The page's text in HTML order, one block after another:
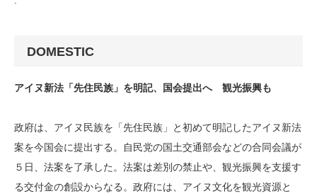
DOMESTIC
アイヌ新法「先住民族」を明記、国会提出へ 観光振興も
政府は、アイヌ民族を「先住民族」と初めて明記したアイヌ新法
案を今国会に提出する。自民党の国土交通部会などの合同会議が
５日、法案を了承した。法案は差別の禁止や、観光振興を支援す
る交付金の創設からなる。政府には、アイヌ文化を観光資源と